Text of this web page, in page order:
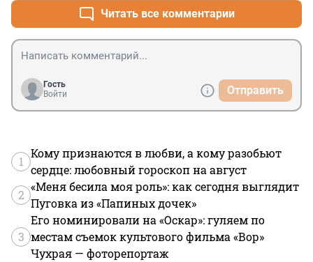
Читать все комментарии
Гость
Войти
Отправить
1
Кому признаются в любви, а кому разобьют
сердце: любовный гороскоп на август
2
«Меня бесила моя роль»: как сегодня выглядит
Пуговка из «Папиных дочек»
3
Его номинировали на «Оскар»: гуляем по
местам съемок культового фильма «Вор»
Чухрая — фоторепортаж